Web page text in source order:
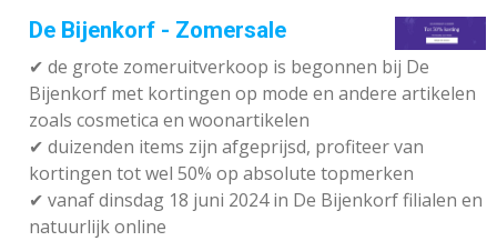
De Bijenkorf - Zomersale
✔ de grote zomeruitverkoop is begonnen bij De
Bijenkorf met kortingen op mode en andere artikelen
zoals cosmetica en woonartikelen
✔ duizenden items zijn afgeprijsd, profiteer van
kortingen tot wel 50% op absolute topmerken
✔ vanaf dinsdag 18 juni 2024 in De Bijenkorf filialen en
natuurlijk online